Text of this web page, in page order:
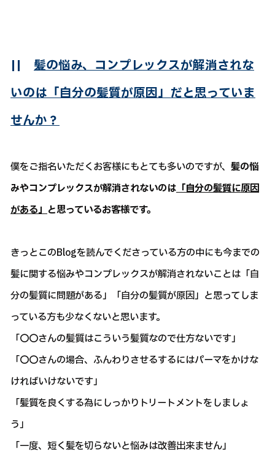
|| 髪の悩み、コンプレックスが解消されな
いのは「自分の髪質が原因」だと思っていま
せんか？
僕をご指名いただくお客様にもとても多いのですが、 髪の悩
みやコンプレックスが解消されないのは「自分の髪質に原因
がある」と思っているお客様です。
きっとこのBlogを読んでくださっている方の中にも今までの
髪に関する悩みやコンプレックスが解消されないことは「自
分の髪質に問題がある」「自分の髪質が原因」と思ってしま
っている方も少なくないと思います。
「〇〇さんの髪質はこういう髪質なので仕方ないです」
「〇〇さんの場合、ふんわりさせるするにはパーマをかけな
ければいけないです」
「髪質を良くする為にしっかりトリートメントをしましょ
う」
「一度、短く髪を切らないと悩みは改善出来ません」